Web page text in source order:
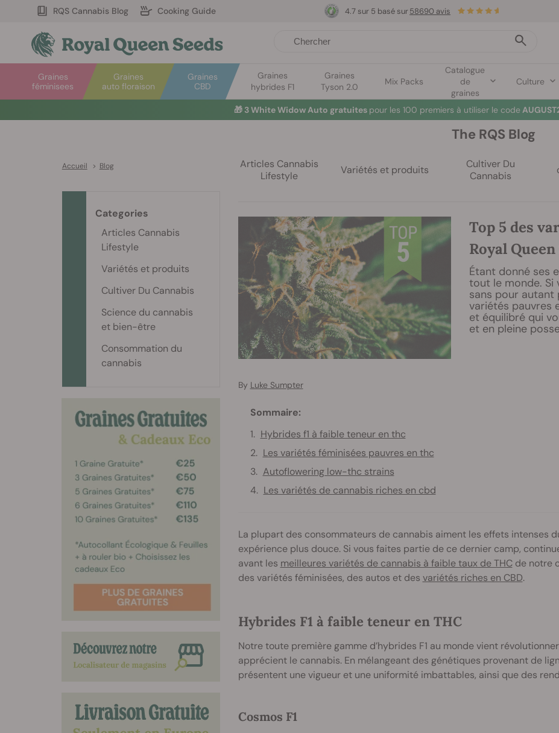
RQS Cannabis Blog Cooking Guide
Graines
auto floraison
Graines
féminisees
Graines
CBD
Graines
hybrides F1
Graines
Tyson 2.0
Mix Packs
Catalogue
de
graines
Culture
4.7 sur 5 basé sur58690 avis
🎁 3 White Widow Auto gratuites pour les 100 premiers à utiliser le code
Accueil > Blog
The RQS Blog
Articles Cannabis
Lifestyle
Variétés et produits
Cultiver Du
Cannabis
Top 5 des
Royal Queen
Étant donné ses
tout le monde. Si
sans pour autant
variétés pauvres
et équilibré qui
et en pleine
By Luke Sumpter
Sommaire:
Hybrides f1 à faible teneur en thc
Les variétés féminisées pauvres en thc
Autoflowering low-thc strains
Les variétés de cannabis riches en cbd
La plupart des consommateurs de cannabis aiment les effets intenses
expérience plus douce. Si vous faites partie de ce dernier camp,
avant les meilleures variétés de cannabis à faible taux de THCde notre
des variétés féminisées, des autos et des variétés riches en CBD.
Hybrides F1 à faible teneur en THC
Notre toute première gamme d’hybrides F1 au monde vient
apprécient le cannabis. En mélangeant des génétiques provenant de
présentent une vigueur et une uniformité imbattables, ainsi que des
Cosmos F1
Categories
Articles Cannabis
Lifestyle
Variétés et produits
Cultiver Du Cannabis
Science du cannabis
et bien-être
Consommation du
cannabis